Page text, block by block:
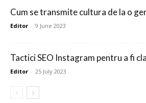
Cum se transmite cultura de la o
Editor - 9 June 2023
Tactici SEO Instagram pentru a fi
Editor - 25 July 2023